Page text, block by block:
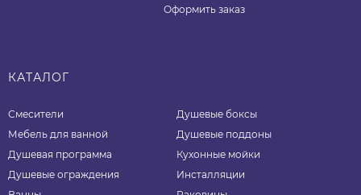
Оформить заказ
КАТАЛОГ
Смесители
Мебель для ванной
Душевая программа
Душевые ограждения
Душевые боксы
Душевые поддоны
Кухонные мойки
Инсталляции